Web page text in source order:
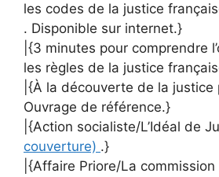
les codes de la justice
. Disponible sur internet.}
|{3 minutes pour comprendre
les règles de la justice
|{À la découverte de la justice
Ouvrage de référence.}
|{Action socialiste/L’Idéal de
couverture) .}
|{Affaire Priore/La